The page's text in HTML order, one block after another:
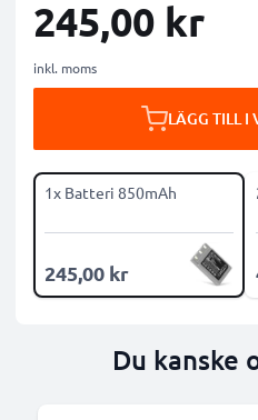
245,00 kr
inkl. moms
LÄGG TILL I
1x Batteri 850mAh
245,00 kr
Du kanske